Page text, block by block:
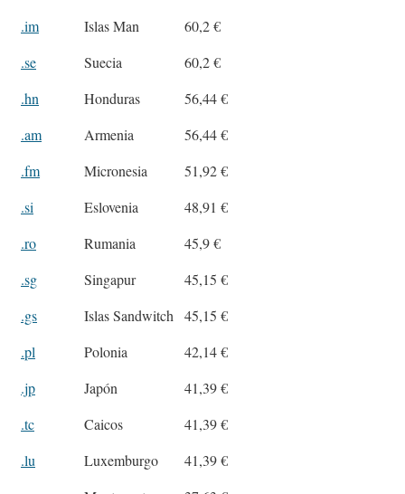
.im
Islas Man
60,2 €
.se
Suecia
60,2 €
.hn
Honduras
56,44 €
.am
Armenia
56,44 €
.fm
Micronesia
51,92 €
.si
Eslovenia
48,91 €
.ro
Rumania
45,9 €
.sg
Singapur
45,15 €
.gs
Islas Sandwitch
45,15 €
.pl
Polonia
42,14 €
.jp
Japón
41,39 €
.tc
Caicos
41,39 €
.lu
Luxemburgo
41,39 €